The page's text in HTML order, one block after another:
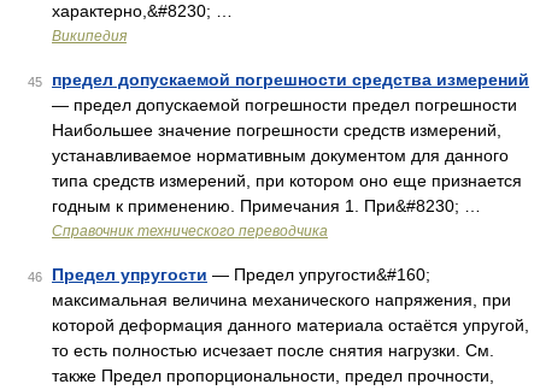
характерно,&#8230; …
Википедия
45
предел допускаемой погрешности средства измерений
— предел допускаемой погрешности предел погрешности
Наибольшее значение погрешности средств измерений,
устанавливаемое нормативным документом для данного
типа средств измерений, при котором оно еще признается
годным к применению. Примечания 1. При&#8230; …
Справочник технического переводчика
46 Предел упругости — Предел упругости&#160;
максимальная величина механического напряжения, при
которой деформация данного материала остаётся упругой,
то есть полностью исчезает после снятия нагрузки. См.
также Предел пропорциональности, предел прочности,